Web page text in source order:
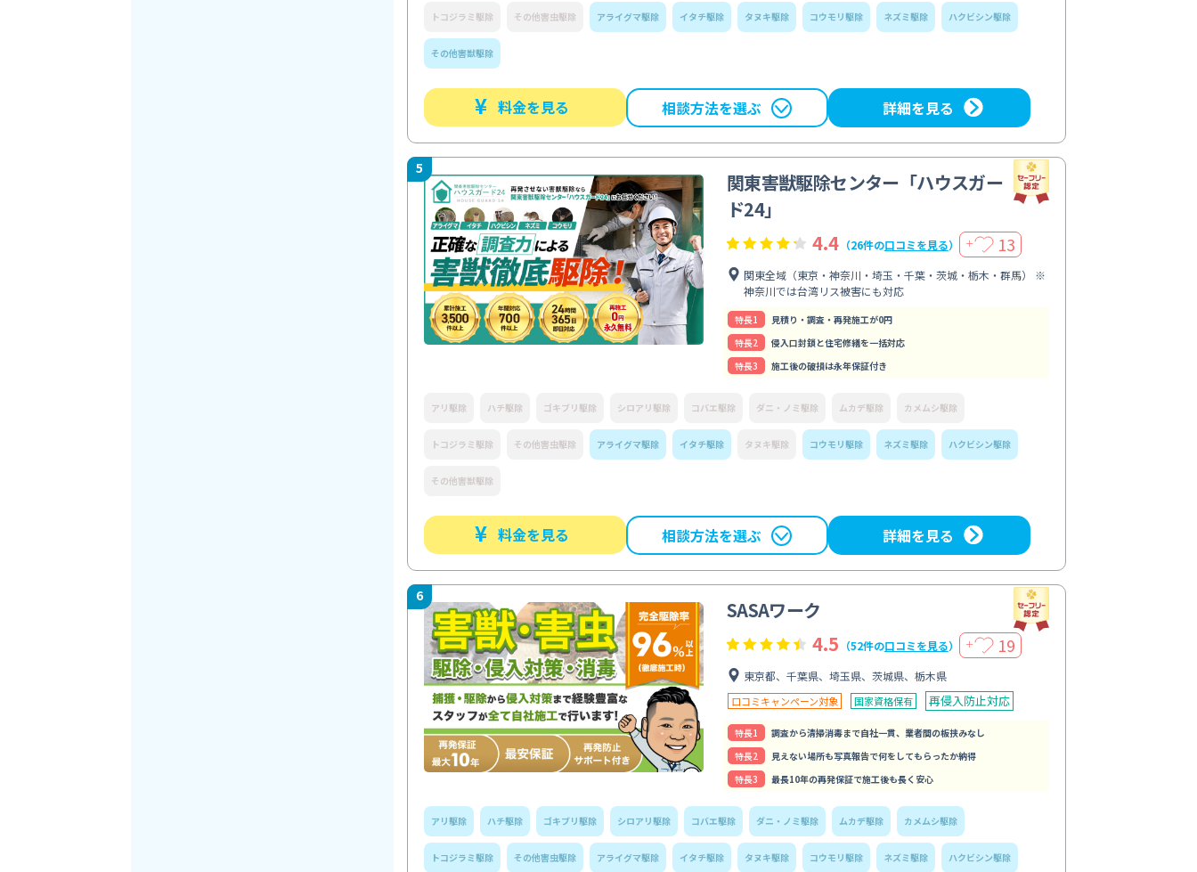
トコジラミ駆除 その他害虫駆除 アライグマ駆除 イタチ駆除 タヌキ駆除 コウモリ駆除 ネズミ駆除 ハクビシン駆除
その他害獣駆除
¥ 料金を見る 相談方法を選ぶ 詳細を見る
5
関東害獣駆除センター「ハウスガー
ド24」
4.4 （26件の口コミを見る） ＋ 13
関東全域（東京・神奈川・埼玉・千葉・茨城・栃木・群馬） ※
神奈川では台湾リス被害にも対応
特⻑1
見積り・調査・再発施工が0円
特⻑2
侵入口封鎖と住宅修繕を一括対応
特⻑3
施工後の破損は永年保証付き
アリ駆除 ハチ駆除 ゴキブリ駆除 シロアリ駆除 コバエ駆除 ダニ・ノミ駆除 ムカデ駆除 カメムシ駆除
トコジラミ駆除 その他害虫駆除 アライグマ駆除 イタチ駆除 タヌキ駆除 コウモリ駆除 ネズミ駆除 ハクビシン駆除
その他害獣駆除
¥ 料金を見る 相談方法を選ぶ 詳細を見る
6
SASAワーク
4.5 （52件の口コミを見る） ＋ 19
東京都、千葉県、埼玉県、茨城県、栃木県
口コミキャンペーン対象 国家資格保有 再侵入防止対応
特⻑1
調査から清掃消毒まで自社一貫、業者間の板挟みなし
特⻑2
見えない場所も写真報告で何をしてもらったか納得
特⻑3
最長10年の再発保証で施工後も長く安心
アリ駆除 ハチ駆除 ゴキブリ駆除 シロアリ駆除 コバエ駆除 ダニ・ノミ駆除 ムカデ駆除 カメムシ駆除
トコジラミ駆除 その他害虫駆除 アライグマ駆除 イタチ駆除 タヌキ駆除 コウモリ駆除 ネズミ駆除 ハクビシン駆除